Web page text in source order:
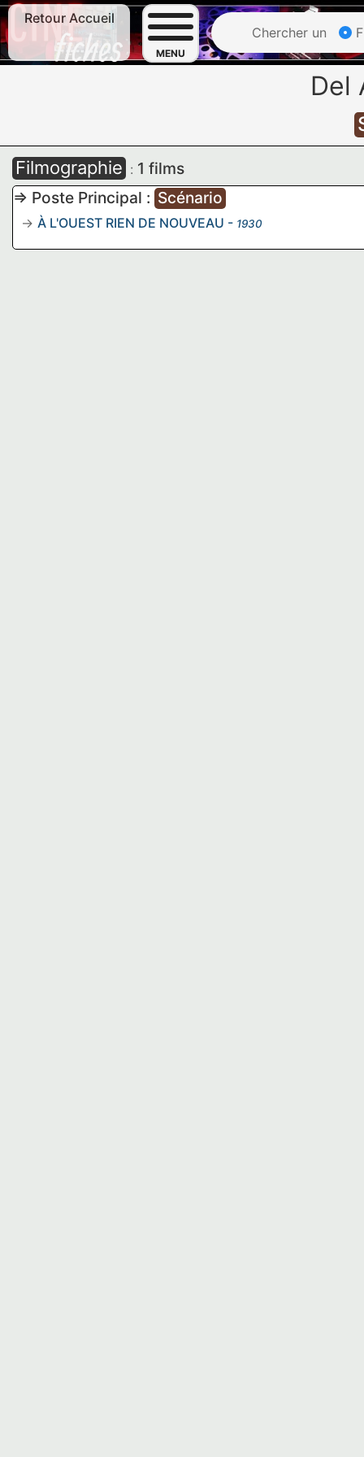
Retour Accueil
MENU
Chercher un
Del
Filmographie : 1 films
=> Poste Principal : Scénario
À L'OUEST RIEN DE NOUVEAU - 1930